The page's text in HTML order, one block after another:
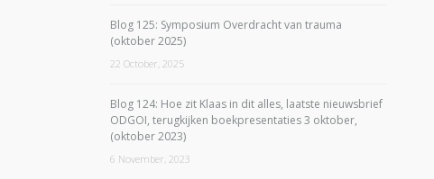
Blog 125: Symposium Overdracht van trauma
(oktober 2025)
22 October, 2025
Blog 124: Hoe zit Klaas in dit alles, laatste nieuwsbrief
ODGOI, terugkijken boekpresentaties 3 oktober,
(oktober 2023)
6 November, 2023